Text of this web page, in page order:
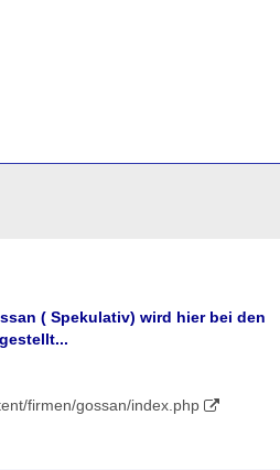
( Spekulativ) wird hier bei den
firmen/gossan/index.php